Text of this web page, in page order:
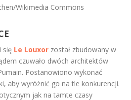
Wikimedia Commons
się Le Louxor został zbudowany w
czuwało dwóch architektów
Postanowiono wykonać
aby wyróżnić go na tle konkurencji.
jak na tamte czasy